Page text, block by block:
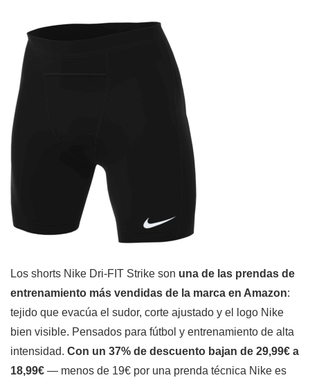
Los shorts Nike Dri-FIT Strike son una de las prendas de
entrenamiento más vendidas de la marca en Amazon:
tejido que evacúa el sudor, corte ajustado y el logo Nike
bien visible. Pensados para fútbol y entrenamiento de alta
intensidad. Con un 37% de descuento bajan de 29,99€ a
18,99€ — menos de 19€ por una prenda técnica Nike es